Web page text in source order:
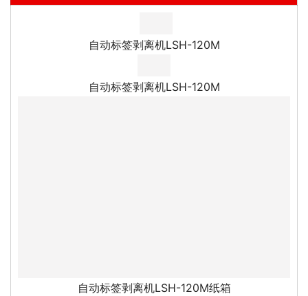
自动标签剥离机LSH-120M
自动标签剥离机LSH-120M
自动标签剥离机LSH-120M纸箱